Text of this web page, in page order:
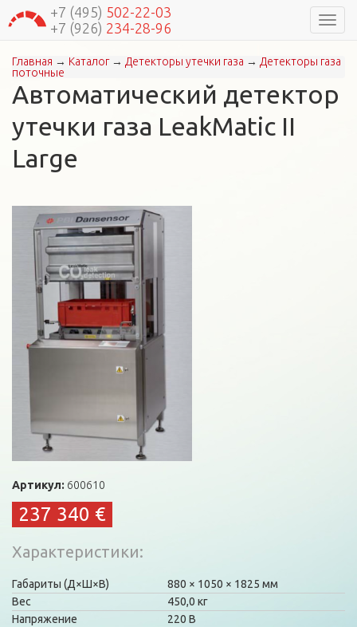
+7 (495) 502-22-03
+7 (926) 234-28-96
Вы здесь
Главная → Каталог→ Детекторы утечки газа → Детекторы газа
поточные
Автоматический детектор
утечки газа LeakMatic II
Large
Артикул: 600610
237 340 €
Характеристики
Габариты (Д×Ш×В) 880 1050
1825 мм
Вес
450,0 кг
Напряжение
220 В